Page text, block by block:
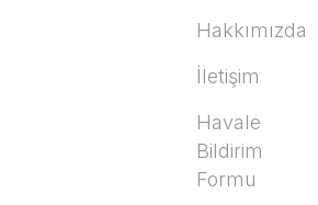
Hakkımızda
İletişim
Havale
Bildirim
Formu